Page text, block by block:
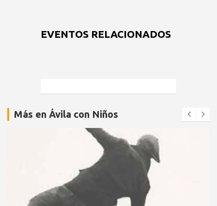
EVENTOS RELACIONADOS
Más en Ávila con Niños